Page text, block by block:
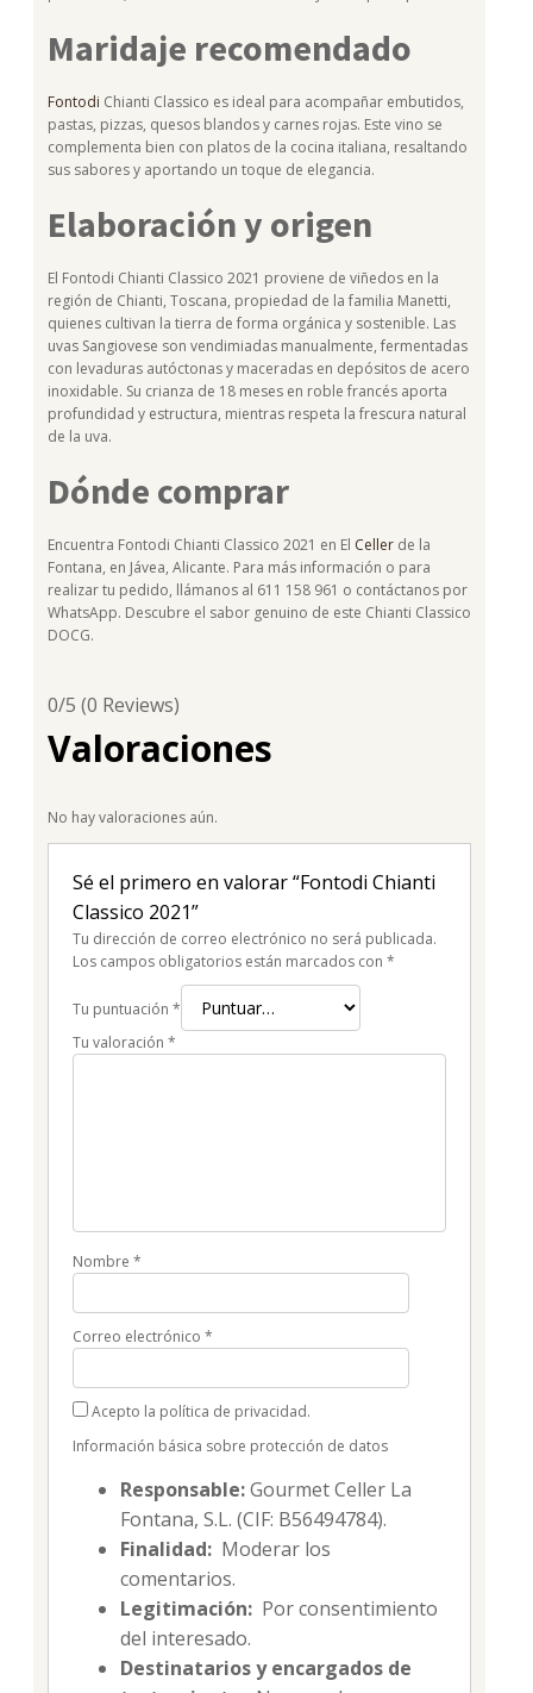
Maridaje recomendado
Fontodi Chianti Classico es ideal para acompañar embutidos,
pastas, pizzas, quesos blandos y carnes rojas. Este vino se
complementa bien con platos de la cocina italiana, resaltando
sus sabores y aportando un toque de elegancia.
Elaboración y origen
El Fontodi Chianti Classico 2021 proviene de viñedos en la
región de Chianti, Toscana, propiedad de la familia Manetti,
quienes cultivan la tierra de forma orgánica y sostenible. Las
uvas Sangiovese son vendimiadas manualmente, fermentadas
con levaduras autóctonas y maceradas en depósitos de acero
inoxidable. Su crianza de 18 meses en roble francés aporta
profundidad y estructura, mientras respeta la frescura natural
de la uva.
Dónde comprar
Encuentra Fontodi Chianti Classico 2021 en El Celler de la
Fontana, en Jávea, Alicante. Para más información o para
realizar tu pedido, llámanos al 611 158 961 o contáctanos por
WhatsApp. Descubre el sabor genuino de este Chianti Classico
DOCG.
0/5 (0 Reviews)
Valoraciones
No hay valoraciones aún.
Sé el primero en valorar “Fontodi Chianti
Classico 2021”
Tu dirección de correo electrónico no será publicada.
Los campos obligatorios están marcados con *
Tu puntuación *
Tu valoración *
Nombre *
Correo electrónico *
Acepto la política de privacidad.
Información básica sobre protección de datos
Responsable:Gourmet Celler La
Fontana, S.L. (CIF: B56494784).
Finalidad: Moderar los
comentarios.
Legitimación: Por consentimiento
del interesado.
Destinatarios y encargados de